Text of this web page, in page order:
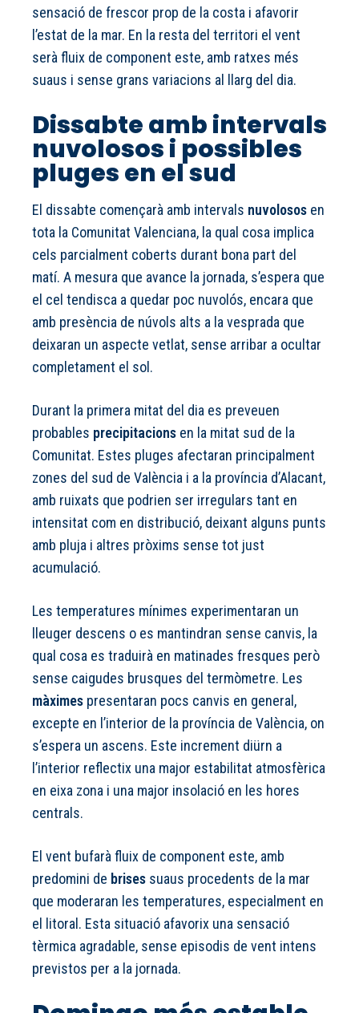
sensació de frescor prop de la costa i afavorir
l’estat de la mar. En la resta del territori el vent
serà fluix de component este, amb ratxes més
suaus i sense grans variacions al llarg del dia.
Dissabte amb intervals
nuvolosos i possibles
pluges en el sud
El dissabte començarà amb intervals nuvolosos en
tota la Comunitat Valenciana, la qual cosa implica
cels parcialment coberts durant bona part del
matí. A mesura que avance la jornada, s’espera que
el cel tendisca a quedar poc nuvolós, encara que
amb presència de núvols alts a la vesprada que
deixaran un aspecte vetlat, sense arribar a ocultar
completament el sol.
Durant la primera mitat del dia es preveuen
probables precipitacions en la mitat sud de la
Comunitat. Estes pluges afectaran principalment
zones del sud de València i a la província d’Alacant,
amb ruixats que podrien ser irregulars tant en
intensitat com en distribució, deixant alguns punts
amb pluja i altres pròxims sense tot just
acumulació.
Les temperatures mínimes experimentaran un
lleuger descens o es mantindran sense canvis, la
qual cosa es traduirà en matinades fresques però
sense caigudes brusques del termòmetre. Les
màximes presentaran pocs canvis en general,
excepte en l’interior de la província de València, on
s’espera un ascens. Este increment diürn a
l’interior reflectix una major estabilitat atmosfèrica
en eixa zona i una major insolació en les hores
centrals.
El vent bufarà fluix de component este, amb
predomini de brises suaus procedents de la mar
que moderaran les temperatures, especialment en
el litoral. Esta situació afavorix una sensació
tèrmica agradable, sense episodis de vent intens
previstos per a la jornada.